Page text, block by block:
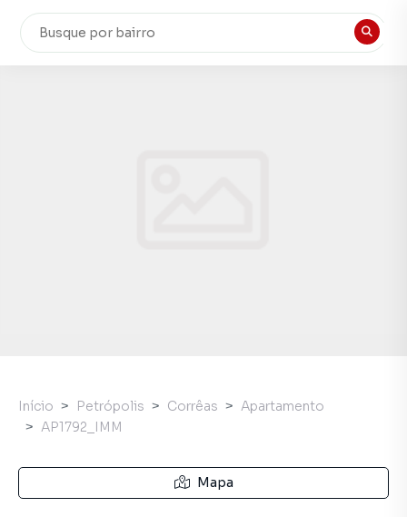
Início Petrópolis Corrêas
Apartamento
AP1792_IMM
Mapa